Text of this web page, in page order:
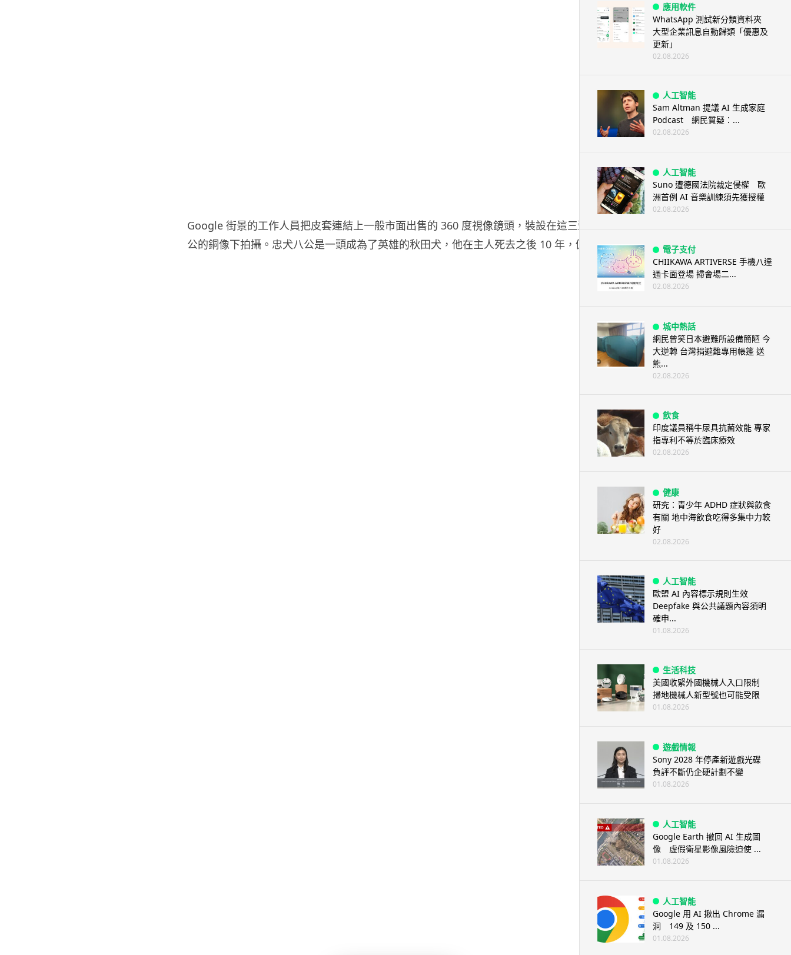
Google 街景的工作人員把皮套連結上一般市面出售的 360 度視像鏡頭，裝設在這三頭秋田犬的背脊上。今次活動特別想將小
公的銅像下拍攝。忠犬八公是一頭成為了英雄的秋田犬，他在主人死去之後 10 年，仍然每日忠順地走到東京的涉谷站等候主人
應用軟件
WhatsApp 測試新分類資料夾
大型企業訊息自動歸類「優惠及
更新」
02.08.2026
人工智能
Sam Altman 提議 AI 生成家庭
Podcast 網民質疑：...
02.08.2026
人工智能
Suno 遭德國法院裁定侵權 歐
洲首例 AI 音樂訓練須先獲授權
02.08.2026
電子支付
CHIIKAWA ARTIVERSE 手機八達
通卡面登場 掃會場二...
02.08.2026
城中熱話
網民曾笑日本避難所設備簡陋 今
大逆轉 台灣捐避難專用帳篷 送
熊...
02.08.2026
飲食
印度議員稱牛尿具抗菌效能 專家
指專利不等於臨床療效
02.08.2026
健康
研究：青少年 ADHD 症狀與飲食
有關 地中海飲食吃得多集中力較
好
02.08.2026
人工智能
歐盟 AI 內容標示規則生效
Deepfake 與公共議題內容須明
確申...
01.08.2026
生活科技
美國收緊外國機械人入口限制
掃地機械人新型號也可能受限
01.08.2026
遊戲情報
Sony 2028 年停產新遊戲光碟
負評不斷仍企硬計劃不變
01.08.2026
人工智能
Google Earth 撤回 AI 生成圖
像 虛假衛星影像風險迫使 ...
01.08.2026
人工智能
Google 用 AI 揪出 Chrome 漏
洞 149 及 150 ...
01.08.2026